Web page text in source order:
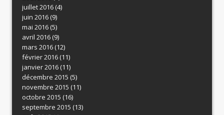
juillet 2016(4)
juin 2016(9)
mai 2016(5)
avril 2016(9)
mars 2016(12)
février 2016(11)
janvier 2016(11)
décembre 2015 (5)
novembre 2015 (11)
octobre 2015 (16)
septembre 2015 (13)